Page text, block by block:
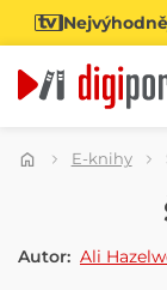
E-knihy
Autor: Ali